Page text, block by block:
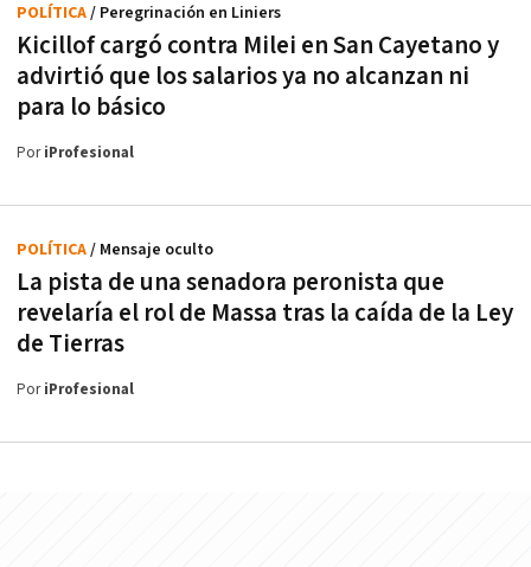
Kicillof cargó contra Milei en San Cayetano y
advirtió que los salarios ya no alcanzan ni
para lo básico
POLÍTICA/ Peregrinación en Liniers
PoriProfesional
La pista de una senadora peronista que
revelaría el rol de Massa tras la caída de la Ley
de Tierras
POLÍTICA/ Mensaje oculto
PoriProfesional